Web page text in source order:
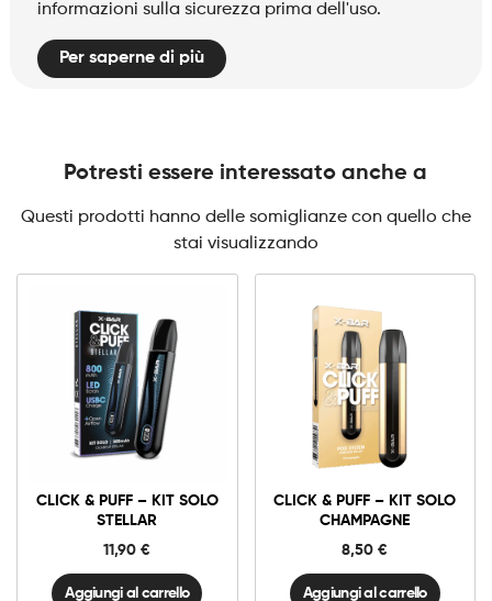
informazioni sulla sicurezza prima dell'uso.
Per saperne di più
Potresti essere interessato anche a
Questi prodotti hanno delle somiglianze con quello che
stai visualizzando
CLICK & PUFF – KIT SOLO
STELLAR
11,90€
Click
Puff
STELLAR
quantità
Aggiungi al carrello
CLICK & PUFF – KIT SOLO
CHAMPAGNE
8,50€
&
Puff
Champagne
quantità
Aggiungi al carrello